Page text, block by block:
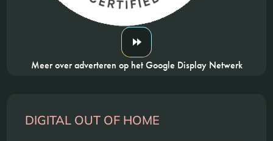
Meer over adverteren op het Google Display Netwerk
DIGITAL OUT OF HOME